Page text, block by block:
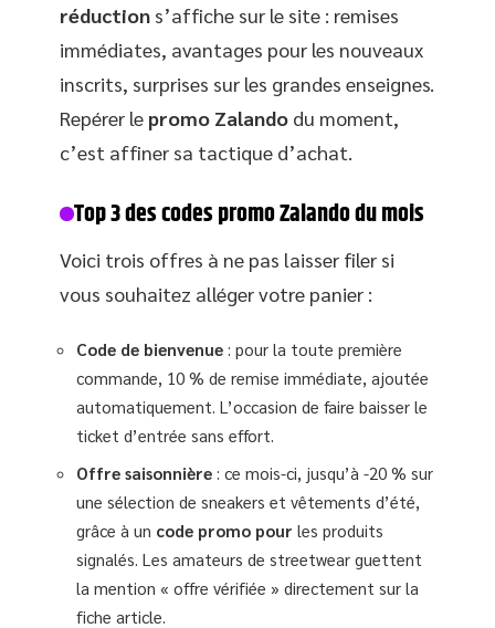
réduction s’affiche sur le site : remises
immédiates, avantages pour les nouveaux
inscrits, surprises sur les grandes enseignes.
Repérer le promo Zalando du moment,
c’est affiner sa tactique d’achat.
Top 3 des codes promo Zalando du mois
Voici trois offres à ne pas laisser filer si
vous souhaitez alléger votre panier :
Code de bienvenue : pour la toute première
commande, 10 % de remise immédiate, ajoutée
automatiquement. L’occasion de faire baisser le
ticket d’entrée sans effort.
Offre saisonnière : ce mois-ci, jusqu’à -20 % sur
une sélection de sneakers et vêtements d’été,
grâce à un code promo pour les produits
signalés. Les amateurs de streetwear guettent
la mention « offre vérifiée » directement sur la
fiche article.